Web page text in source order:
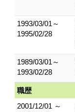
1993/03/01～
1995/02/28
1989/03/01～
1993/02/28
職歴
2001/12/01 ～